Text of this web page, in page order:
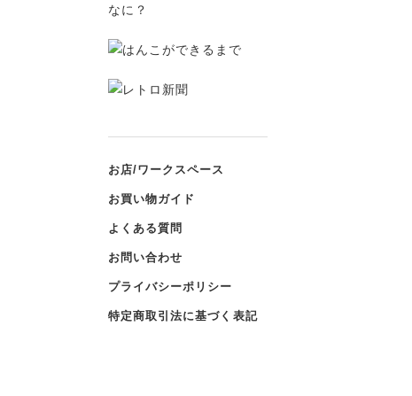
お店/ワークスペース
お買い物ガイド
よくある質問
お問い合わせ
プライバシーポリシー
特定商取引法に基づく表記